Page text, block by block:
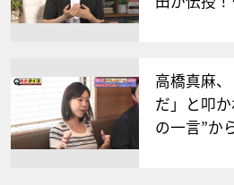
高橋真麻
だ」と叩
の一言”か